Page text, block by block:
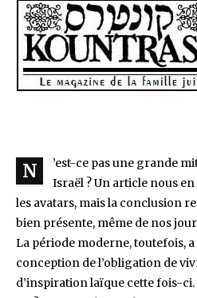
N
’est-ce pas une grande
Israël ? Un article nous
les avatars, mais la conclusion
bien présente, même de nos
La période moderne, toutefois,
conception de l’obligation de
d’inspiration laïque cette fois-